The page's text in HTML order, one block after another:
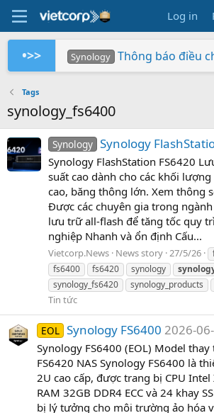
Log in
•>> Synology Thông báo điều
Tags
synology_fs6400
Synology Synology
Synology FlashStation FS6420
suất cao dành cho các khối
cao, băng thông lớn. Xem thông
Được các chuyên gia trong
lưu trữ all-flash để tăng tốc quy
nghiệp Nhanh và ổn định Cấu...
Vietcorp.News News story 27/5/26
fs6400
fs6420 synology
synology_fs6420
synology_products
Tin tức
EOL Synology FS6400 2026-
Synology FS6400 (EOL) Model
FS6420 NAS Synology FS6400 là
2U cao cấp, được trang bị CPU Intel
RAM 32GB DDR4 ECC và 24 khay
bị lý tưởng cho môi trường ảo hóa